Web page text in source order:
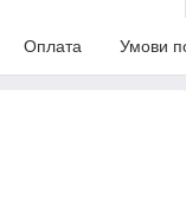
Оплата Умови